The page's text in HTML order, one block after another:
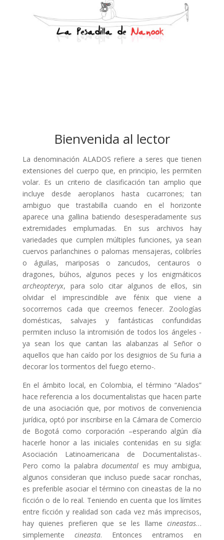
Bienvenida al lector
La denominación ALADOS refiere a seres que tienen
extensiones del cuerpo que, en principio, les permiten
volar. Es un criterio de clasificación tan amplio que
incluye desde aeroplanos hasta cucarrones; tan
ambiguo que trastabilla cuando en el horizonte
aparece una gallina batiendo desesperadamente sus
extremidades emplumadas. En sus archivos hay
variedades que cumplen múltiples funciones, ya sean
cuervos parlanchines o palomas mensajeras, colibríes
o águilas, mariposas o zancudos, centauros o
dragones, búhos, algunos peces y los enigmáticos
archeopteryx, para solo citar algunos de ellos, sin
olvidar el imprescindible ave fénix que viene a
socorrernos cada que creemos fenecer. Zoologías
domésticas, salvajes y fantásticas confundidas
permiten incluso la intromisión de todos los ángeles -
ya sean los que cantan las alabanzas al Señor o
aquellos que han caído por los designios de Su furia a
decorar los tormentos del fuego eterno-.
En el ámbito local, en Colombia, el término “Alados”
hace referencia a los documentalistas que hacen parte
de una asociación que, por motivos de conveniencia
jurídica, optó por inscribirse en la Cámara de Comercio
de Bogotá como corporación –esperando algún día
hacerle honor a las iniciales contenidas en su sigla:
Asociación Latinoamericana de Documentalistas-.
Pero como la palabradocumental es muy ambigua,
algunos consideran que incluso puede sacar ronchas,
es preferible asociar el término con cineastas de la no
ficción o de lo real. Teniendo en cuenta que los límites
entre ficción y realidad son cada vez más imprecisos,
hay quienes prefieren que se les llamecineastas…
simplemente cineasta. Entonces entramos en